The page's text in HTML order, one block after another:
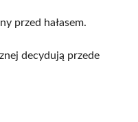
przed hałasem.
decydują przede